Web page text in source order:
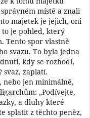
místě a znali
majetek je jejich, oni
to je pohled, který
Tento spor vlastně
svazu. To byla jedna
kdy se rozhodl,
svaz, zaplatí.
nebo jen minimálně,
„Podívejte,
a dluhy které
splatit z těchto peněz,